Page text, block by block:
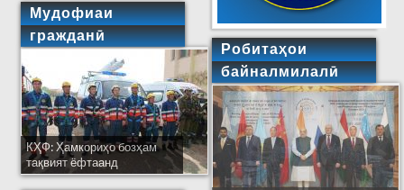
Мудофиаи
гражданӣ
КҲФ: Ҳамкориҳо бозҳам
тақвият ёфтаанд
Робитаҳои
байналмилалӣ